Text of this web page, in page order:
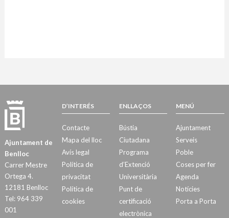
Ajuntament de
Benlloc
Carrer Mestre
Ortega 4.
12181 Benlloc
Tel: 964 339
001
D’INTERÉS
Contacte
Mapa del lloc
Avís legal
Política de
privacitat
Política de
cookies
ENLLAÇOS
Bústia
Ciutadana
Programa
d’Extenció
Universitària
Punt de
certificació
electrònica
MENÚ
Ajuntament
Serveis
Poble
Coses per fer
Agenda
Notícies
Porta a Porta